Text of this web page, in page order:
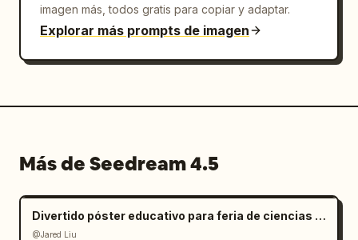
imagen más, todos gratis para copiar y adaptar.
Explorar más prompts de imagen
Más de Seedream 4.5
Divertido póster educativo para feria de ciencias infantil
@Jared Liu